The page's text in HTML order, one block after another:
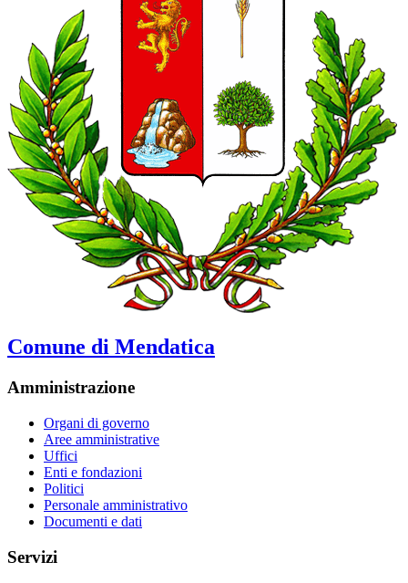
Comune di Mendatica
Amministrazione
Organi di governo
Aree amministrative
Uffici
Enti e fondazioni
Politici
Personale amministrativo
Documenti e dati
Servizi